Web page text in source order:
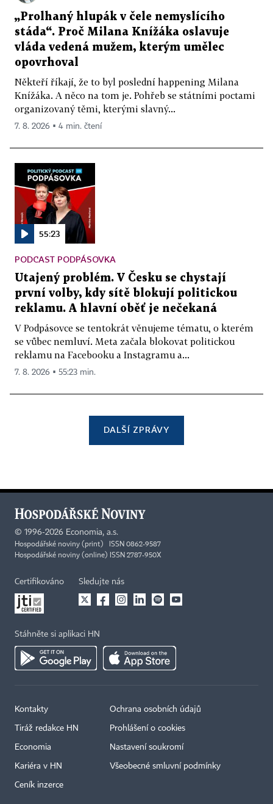
„Prolhaný hlupák v čele nemyslícího
stáda“. Proč Milana Knížáka oslavuje
vláda vedená mužem, kterým umělec
opovrhoval
Někteří říkají, že to byl poslední happening Milana
Knížáka. A něco na tom je. Pohřeb se státními poctami
organizovaný těmi, kterými slavný...
7. 8. 2026 ▪ 4 min. čtení
55:23
PODCAST PODPÁSOVKA
Utajený problém. V Česku se chystají
první volby, kdy sítě blokují politickou
reklamu. A hlavní oběť je nečekaná
V Podpásovce se tentokrát věnujeme tématu, o kterém
se vůbec nemluví. Meta začala blokovat politickou
reklamu na Facebooku a Instagramu a...
7. 8. 2026 ▪ 55:23 min.
DALŠÍ ZPRÁVY
© 1996-2026 Economia, a.s.
Hospodářské noviny (print) ISSN 0862-9587
Hospodářské noviny (online) ISSN 2787-950X
Certifikováno Sledujte nás
Stáhněte si aplikaci HN
Kontakty
Tiráž redakce HN
Economia
Kariéra v HN
Ceník inzerce
Ochrana osobních údajů
Prohlášení o cookies
Nastavení soukromí
Všeobecné smluvní podmínky